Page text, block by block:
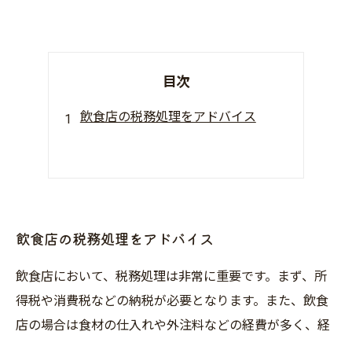
目次
飲食店の税務処理をアドバイス
飲食店の税務処理をアドバイス
飲食店において、税務処理は非常に重要です。まず、所
得税や消費税などの納税が必要となります。また、飲食
店の場合は食材の仕入れや外注料などの経費が多く、経